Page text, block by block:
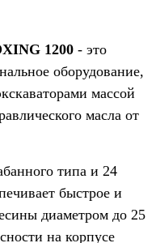
1200 - это
оборудование,
массой
масла от
типа и 24
быстрое и
диаметром до 25
на корпусе